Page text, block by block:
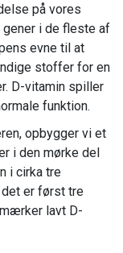
på vores
i de fleste af
evne til at
stoffer for en
D-vitamin spiller
funktion.
opbygger vi et
i den mørke del
i cirka tre
det er først tre
lavt D-